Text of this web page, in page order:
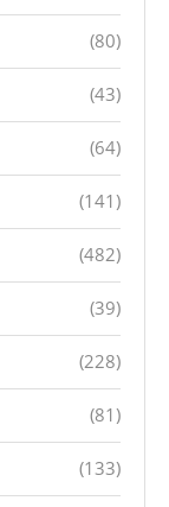
(80)
(43)
(64)
(141)
(482)
(39)
(228)
(81)
(133)